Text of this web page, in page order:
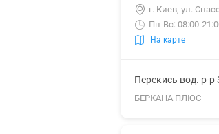
г. Киев, ул.
Пн-Вс: 08:00-
На карте
Перекись вод. р-
БЕРКАНА ПЛЮС